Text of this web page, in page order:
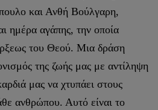
και Ανθή Βούλγαρη,
ημέρα αγάπης, την οποία
του Θεού. Μια δράση
της ζωής μας με αντίληψη
μας να χτυπάει στους
ανθρώπου. Αυτό είναι το